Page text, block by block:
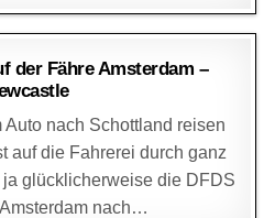
14. APRIL 2017
der Fähre Amsterdam –
Auto nach Schottland reisen
auf die Fahrerei durch ganz
glücklicherweise die DFDS
nach…